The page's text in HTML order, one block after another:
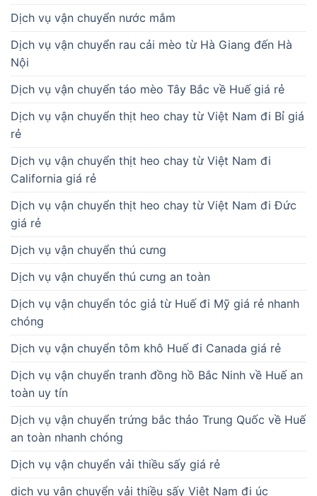
Dịch vụ vận chuyển nước mắm
Dịch vụ vận chuyển rau cải mèo từ Hà Giang đến Hà
Nội
Dịch vụ vận chuyển táo mèo Tây Bắc về Huế giá rẻ
Dịch vụ vận chuyển thịt heo chay từ Việt Nam đi Bỉ giá
rẻ
Dịch vụ vận chuyển thịt heo chay từ Việt Nam đi
California giá rẻ
Dịch vụ vận chuyển thịt heo chay từ Việt Nam đi Đức
giá rẻ
Dịch vụ vận chuyển thú cưng
Dịch vụ vận chuyển thú cưng an toàn
Dịch vụ vận chuyển tóc giả từ Huế đi Mỹ giá rẻ nhanh
chóng
Dịch vụ vận chuyển tôm khô Huế đi Canada giá rẻ
Dịch vụ vận chuyển tranh đồng hồ Bắc Ninh về Huế an
toàn uy tín
Dịch vụ vận chuyển trứng bắc thảo Trung Quốc về Huế
an toàn nhanh chóng
Dịch vụ vận chuyển vải thiều sấy giá rẻ
dịch vụ vận chuyển vải thiều sấy Việt Nam đi úc